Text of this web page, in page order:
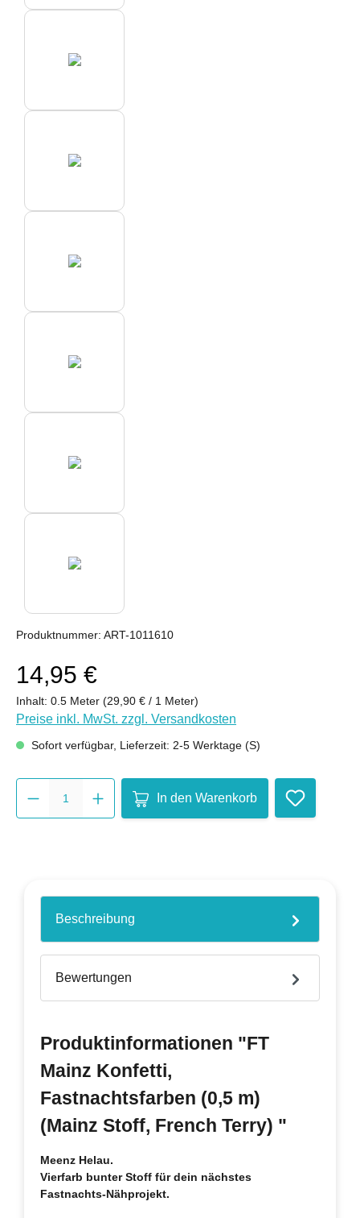
Produktnummer: ART-1011610
14,95 €
Inhalt: 0.5 Meter (29,90 € / 1 Meter)
Preise inkl. MwSt. zzgl. Versandkosten
Sofort verfügbar, Lieferzeit: 2-5 Werktage (S)
Produkt Anzahl: Gib den
In den Warenkorb
Beschreibung
Bewertungen
Produktinformationen "FT
Mainz Konfetti,
Fastnachtsfarben (0,5 m)
(Mainz Stoff, French Terry) "
Meenz Helau.
Vierfarb bunter Stoff für dein nächstes
Fastnachts-Nähprojekt.